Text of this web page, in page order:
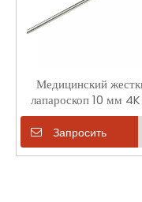
Медицинский
лапароскоп 10 мм
градусов
Запросить